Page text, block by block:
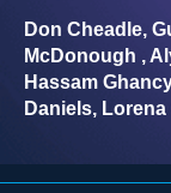
Don Cheadle,
McDonough ,
Hassam
Daniels, Lorena